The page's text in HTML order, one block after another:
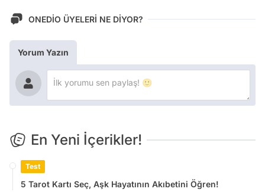
ONEDİO ÜYELERİ NE DİYOR?
Yorum Yazın
En Yeni İçerikler!
Test
5 Tarot Kartı Seç, Aşk Hayatının Akıbetini Öğren!